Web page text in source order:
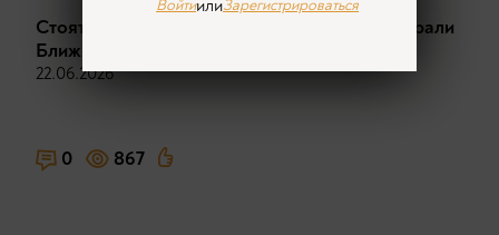
Стоять на своих ногах . Почему США проиграли
Ближний Восток
22.06.2026
0 867
ВойтиилиЗарегистрироваться